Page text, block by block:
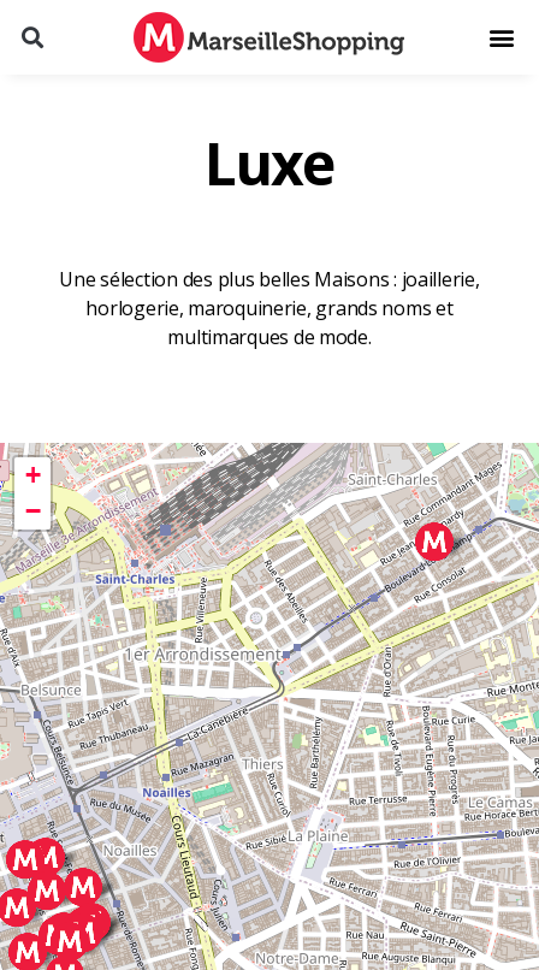
Luxe
Une sélection des plus belles Maisons : joaillerie,
horlogerie, maroquinerie, grands noms et
multimarques de mode.
+
−